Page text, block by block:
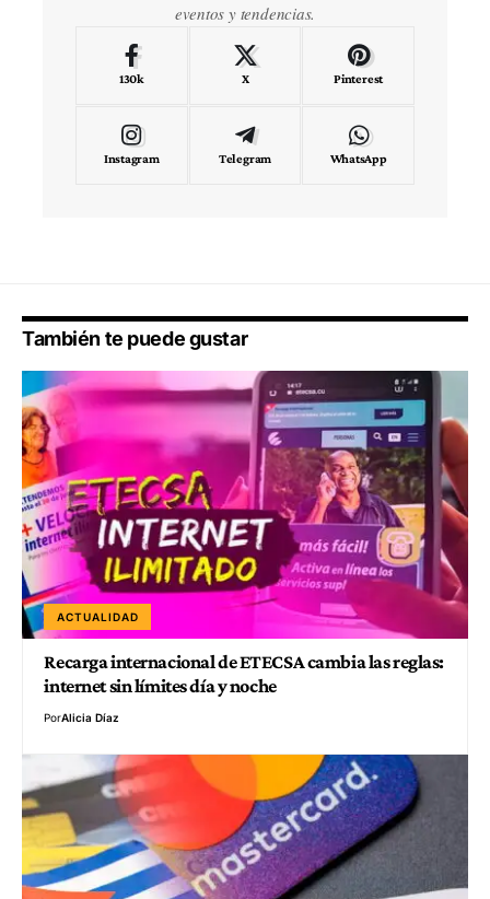
eventos y tendencias.
130k X Pinterest
Instagram Telegram WhatsApp
También te puede gustar
ACTUALIDAD
Recarga internacional de ETECSA cambia las reglas:
internet sin límites día y noche
PorAlicia Díaz